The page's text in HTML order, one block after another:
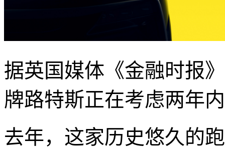
据英国媒体《金融时报
牌路特斯正在考虑两年
去年，这家历史悠久的